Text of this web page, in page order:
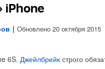
iPhone
| Обновлено 20 октября 2015
6S.Джейлбрейк строго